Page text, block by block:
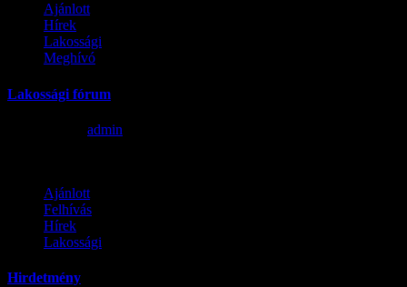
Ajánlott
Hírek
Lakossági
Meghívó
Lakossági fórum
admin
Ajánlott
Felhívás
Hírek
Lakossági
Hirdetmény